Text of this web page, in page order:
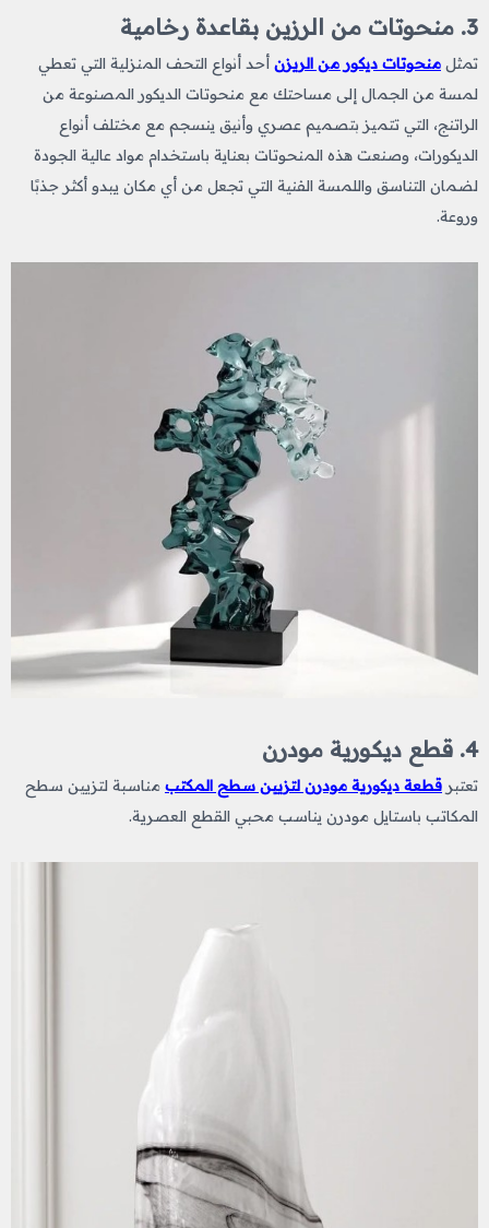
3. منحوتات من الرزين بقاعدة رخامية
تمثل منحوتات ديكور من الريزن أحد أنواع التحف المنزلية التي تعطي
لمسة من الجمال إلى مساحتك مع منحوتات الديكور المصنوعة من
الراتنج، التي تتميز بتصميم عصري وأنيق ينسجم مع مختلف أنواع
الديكورات، وصنعت هذه المنحوتات بعناية باستخدام مواد عالية الجودة
لضمان التناسق واللمسة الفنية التي تجعل من أي مكان يبدو أكثر جذبًا
وروعة.
4. قطع ديكورية مودرن
تعتبر قطعة ديكورية مودرن لتزيين سطح المكتب مناسبة لتزيين سطح
المكاتب باستايل مودرن يناسب محبي القطع العصرية.